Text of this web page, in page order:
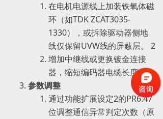
在电机电源线上加装铁氧体磁
环（如TDK ZCAT3035-
1330），或拆除驱动器侧地
线仅保留UVW线的屏蔽层。 ‌2
增加中继线或更换镀金连接
器，缩短编码器电缆长度。 ‌2
参数调整
通过功能扩展设定2的PR6.47
位调整通信异常判定次数（原